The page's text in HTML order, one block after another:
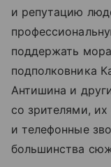
и репутацию
поддержать
подполковника
Антишина и
со зрителями,
и телефонные
большинства